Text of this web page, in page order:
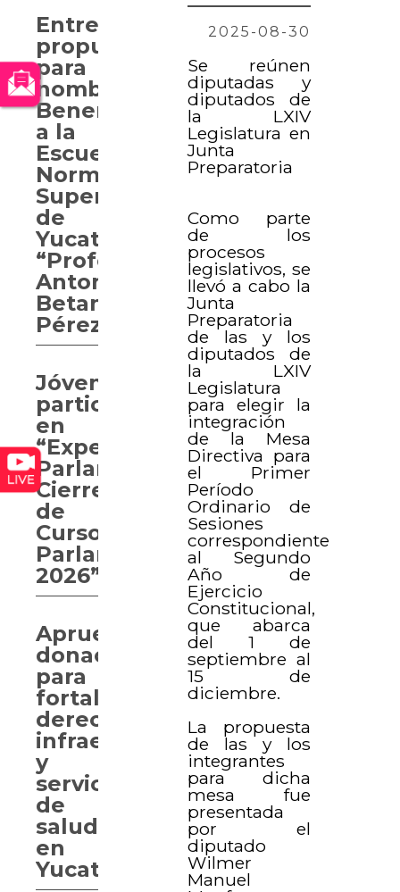
2025-08-30
Se reúnen
diputadas y
diputados de
la LXIV
Legislatura en
Junta
Preparatoria
Como parte
de los
procesos
legislativos, se
llevó a cabo la
Junta
Preparatoria
de las y los
diputados de
la LXIV
Legislatura
para elegir la
integración
de la Mesa
Directiva para
el Primer
Período
Ordinario de
Sesiones
correspondiente
al Segundo
Año de
Ejercicio
Constitucional,
que abarca
del 1 de
septiembre al
15 de
diciembre.
La propuesta
de las y los
integrantes
para dicha
mesa fue
presentada
por el
diputado
Wilmer
Manuel
Entregan
propuesta
para
nombrar
Benemérita
a la
Escuela
Normal
Superior
de
Yucatán
“Profesor
Antonio
Betancourt
Pérez”
Jóvenes
participan
en
“Experiencia
Parlamentaria.
Cierre
de
Curso
Parlamentario
2026”
Aprueban
donaciones
para
fortalecer
derechos,
infraestructura
y
servicios
de
salud
en
Yucatán